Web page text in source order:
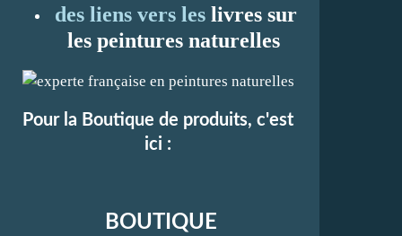
des liens vers les livres sur
les peintures naturelles
Pour la Boutique de produits, c'est
ici :
BOUTIQUE